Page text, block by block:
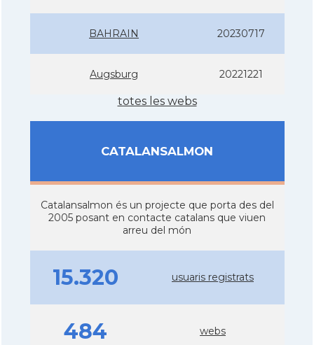
BAHRAIN 20230717
Augsburg 20221221
totes les webs
CATALANSALMON
Catalansalmon és un projecte que porta des del
2005 posant en contacte catalans que viuen
arreu del món
15.320 usuaris registrats
484 webs